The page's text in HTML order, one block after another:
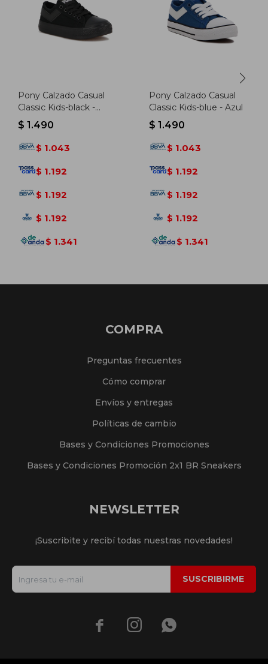
Pony Calzado Casual
Classic Kids-black -
Negro-negro
$ 1.490
$ 1.043
$ 1.192
$ 1.192
$ 1.192
$ 1.341
Pony Calzado Casual
Classic Kids-blue - Azul
$ 1.490
$ 1.043
$ 1.192
$ 1.192
$ 1.192
$ 1.341
COMPRA
Preguntas frecuentes
Cómo comprar
Envíos y entregas
Políticas de cambio
Bases y Condiciones Promociones
Bases y Condiciones Promoción 2x1 BR Sneakers
NEWSLETTER
¡Suscribite y recibí todas nuestras novedades!
SUSCRIBIRME
  